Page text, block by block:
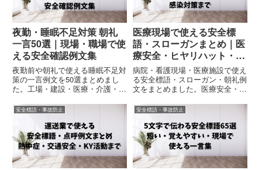
夜勤・睡眠不足対策 朝礼
一言50選｜現場・職場で使
える安全確認例文集
夜勤前や朝礼で使える睡眠不足対
策の一言例文を50選まとめまし
た。工場・建設・医療・介護・運
ズをコピペOKで掲載。眠気・疲
労・集中力低下による事故防止に
役立ちます。
医療現場で使える安全標
語・スローガンまとめ｜医
療安全・ヒヤリハット・感
染対策まで網羅
病院・看護現場・医療施設で使え
る安全標語・スローガン・朝礼例
文をまとめました。医療安全・ヒ
熱中症対策など、医療現場ですぐ
使えるコピペOK例文集です。
安全標語・事故防止 安全標語・事故防止